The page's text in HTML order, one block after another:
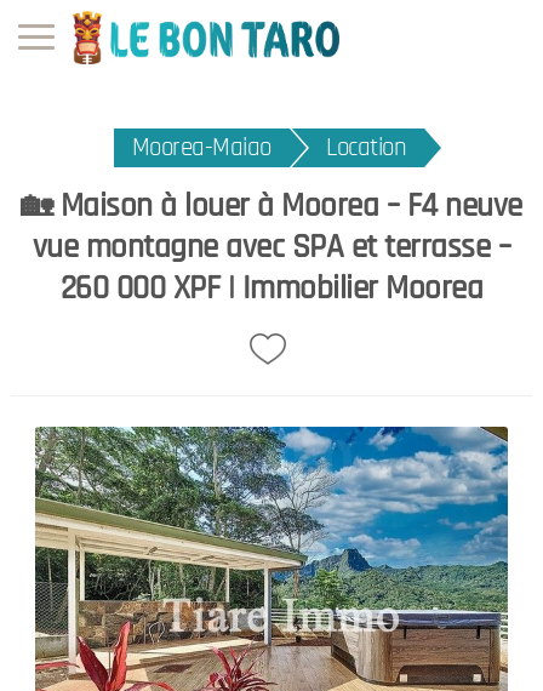
Moorea-Maiao Location
🏡 Maison à louer à Moorea – F4 neuve
vue montagne avec SPA et terrasse –
260 000 XPF | Immobilier Moorea